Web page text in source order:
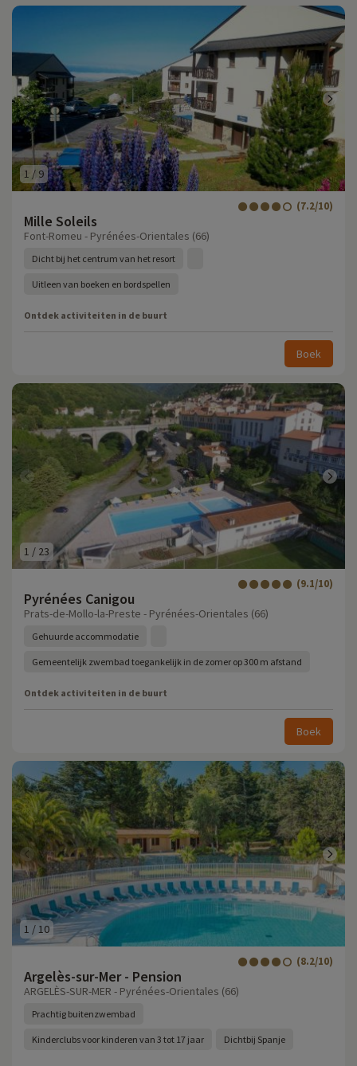
1 / 9
Mille Soleils
(7.2/10)
Font-Romeu - Pyrénées-Orientales (66)
Dicht bij het centrum van het resort
Uitleen van boeken en bordspellen
Ontdek activiteiten in de buurt
Boek
1 / 23
Pyrénées Canigou
(9.1/10)
Prats-de-Mollo-la-Preste - Pyrénées-Orientales (66)
Gehuurde accommodatie
Gemeentelijk zwembad toegankelijk in de zomer op 300 m afstand
Ontdek activiteiten in de buurt
Boek
1 / 10
Argelès-sur-Mer - Pension
(8.2/10)
ARGELÈS-SUR-MER - Pyrénées-Orientales (66)
Prachtig buitenzwembad
Kinderclubs voor kinderen van 3 tot 17 jaar Dichtbij Spanje